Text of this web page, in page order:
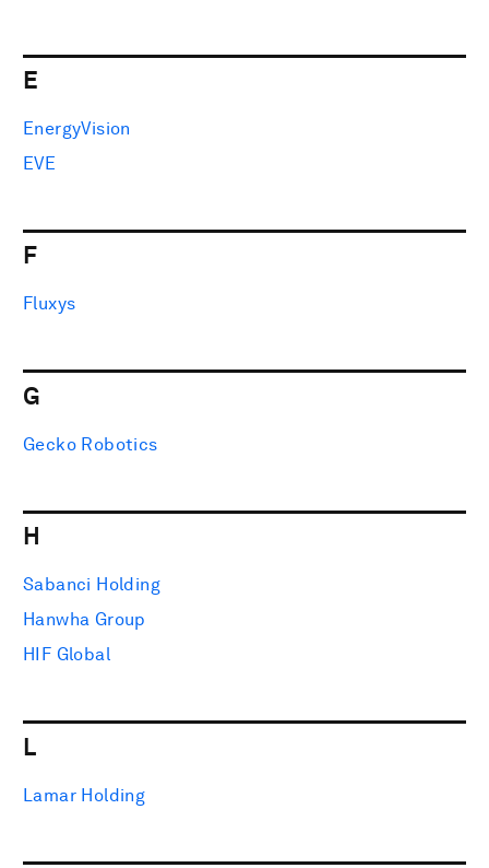
E
EnergyVision
EVE
F
Fluxys
G
Gecko Robotics
H
Sabanci Holding
Hanwha Group
HIF Global
L
Lamar Holding